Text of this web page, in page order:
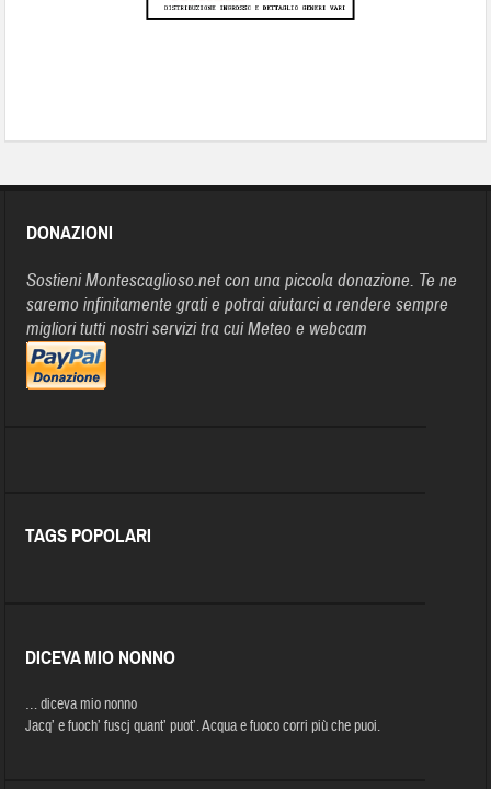
DONAZIONI
Sostieni Montescaglioso.net con una piccola donazione. Te ne
saremo infinitamente grati e potrai aiutarci a rendere sempre
migliori tutti nostri servizi tra cui Meteo e webcam
TAGS POPOLARI
DICEVA MIO NONNO
… diceva mio nonno
Jacq’ e fuoch’ fuscj quant’ puot’. Acqua e fuoco corri più che puoi.